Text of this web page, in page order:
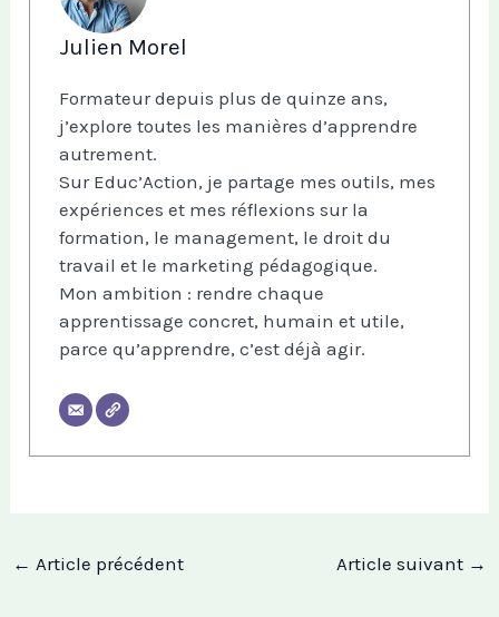
Julien Morel
Formateur depuis plus de quinze ans,
j’explore toutes les manières d’apprendre
autrement.
Sur Educ’Action, je partage mes outils, mes
expériences et mes réflexions sur la
formation, le management, le droit du
travail et le marketing pédagogique.
Mon ambition : rendre chaque
apprentissage concret, humain et utile,
parce qu’apprendre, c’est déjà agir.
← Article précédent Article suivant →